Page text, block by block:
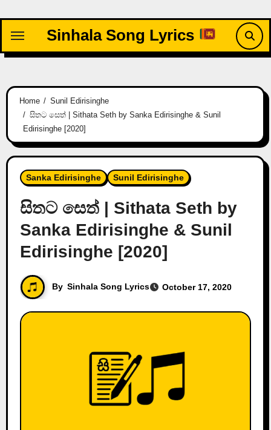
content
Sinhala Song Lyrics
Home
Sunil Edirisinghe
සිතට සෙත් | Sithata Seth by Sanka Edirisinghe & Sunil
Edirisinghe [2020]
Sanka Edirisinghe Sunil Edirisinghe
සිතට සෙත් | Sithata Seth by
Sanka Edirisinghe & Sunil
Edirisinghe [2020]
By Sinhala Song Lyrics October 17, 2020